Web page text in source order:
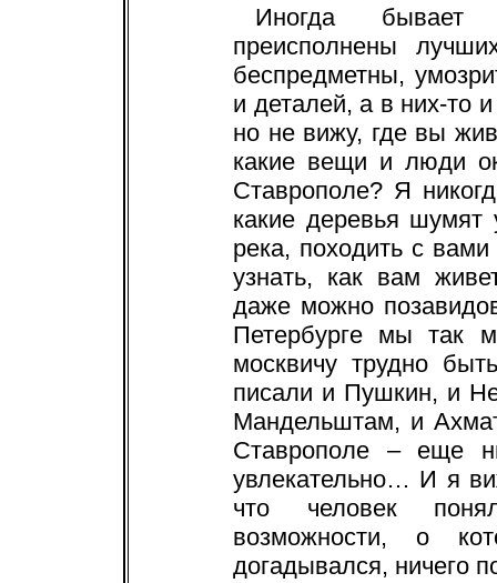
Иногда бывает
преисполнены
беспредметны,
и деталей, а в них-то
но не вижу, где вы
какие вещи и люди
Ставрополе? Я
какие деревья шумят
река, походить с
узнать, как вам
даже можно
Петербурге мы так
москвичу трудно
писали и Пушкин, и
Мандельштам, и
Ставрополе – еще
увлекательно… И я
что человек
возможности, о
догадывался, ничего